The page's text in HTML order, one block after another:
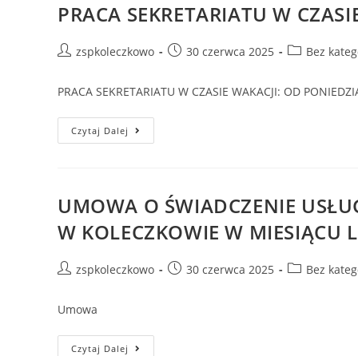
PRACA SEKRETARIATU W
zspkoleczkowo 30 czerwca 2025 Bez
PRACA SEKRETARIATU W CZASIE WAKACJI: OD
Czytaj Dalej
UMOWA O ŚWIADCZENIE
W KOLECZKOWIE W MIESIĄCU
zspkoleczkowo 30 czerwca 2025 Bez
Umowa
Czytaj Dalej